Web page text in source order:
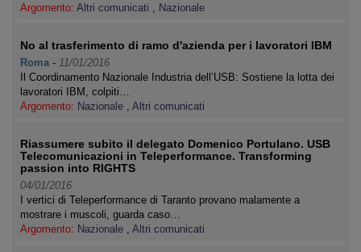
Argomento: Altri comunicati , Nazionale
No al trasferimento di ramo d'azienda per i lavoratori IBM
Roma - 11/01/2016
Il Coordinamento Nazionale Industria dell’USB: Sostiene la lotta dei
lavoratori IBM, colpiti…
Argomento: Nazionale , Altri comunicati
Riassumere subito il delegato Domenico Portulano. USB
Telecomunicazioni in Teleperformance. Transforming
passion into RIGHTS
04/01/2016
I vertici di Teleperformance di Taranto provano malamente a
mostrare i muscoli, guarda caso…
Argomento: Nazionale , Altri comunicati